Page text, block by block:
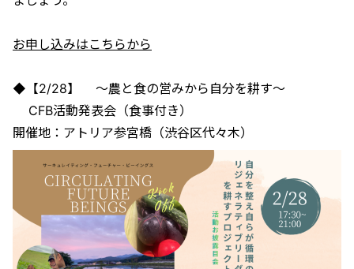
お申し込みはこちらから
◆【2/28】 〜農と食の営みから自分を耕す〜
CFB活動発表会（食事付き）
開催地：アトリア参宮橋（渋谷区代々木）